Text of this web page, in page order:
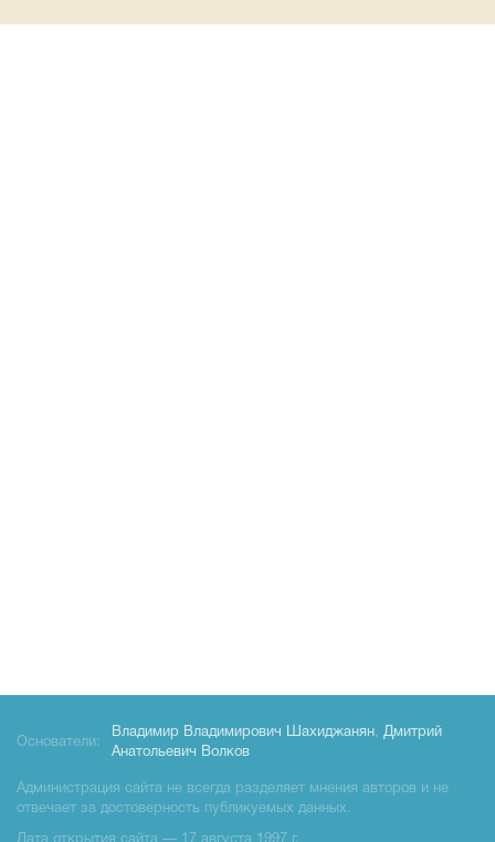
Основатели:
Владимир Владимирович Шахиджанян, Дмитрий
Анатольевич Волков
Администрация сайта не всегда разделяет мнения авторов и не
отвечает за достоверность публикуемых данных.